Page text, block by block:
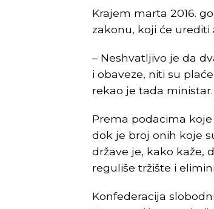
Krajem marta 2016.
zakonu, koji će
– Neshvatljivo je da
i obaveze, niti su
rekao je tada ministar.
Prema podacima
dok je broj onih koje
države je, kako kaže,
reguliše tržište i
Konfederacija